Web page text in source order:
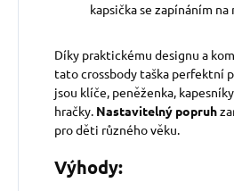
kapsička se zapínáním na
Díky praktickému designu a
tato crossbody taška perfektní
jsou klíče, peněženka,
hračky. Nastavitelný popruh
pro děti různého věku.
Výhody: